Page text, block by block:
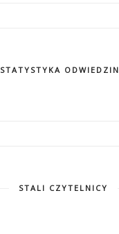
STATYSTYKA ODWIEDZIN
STALI CZYTELNICY